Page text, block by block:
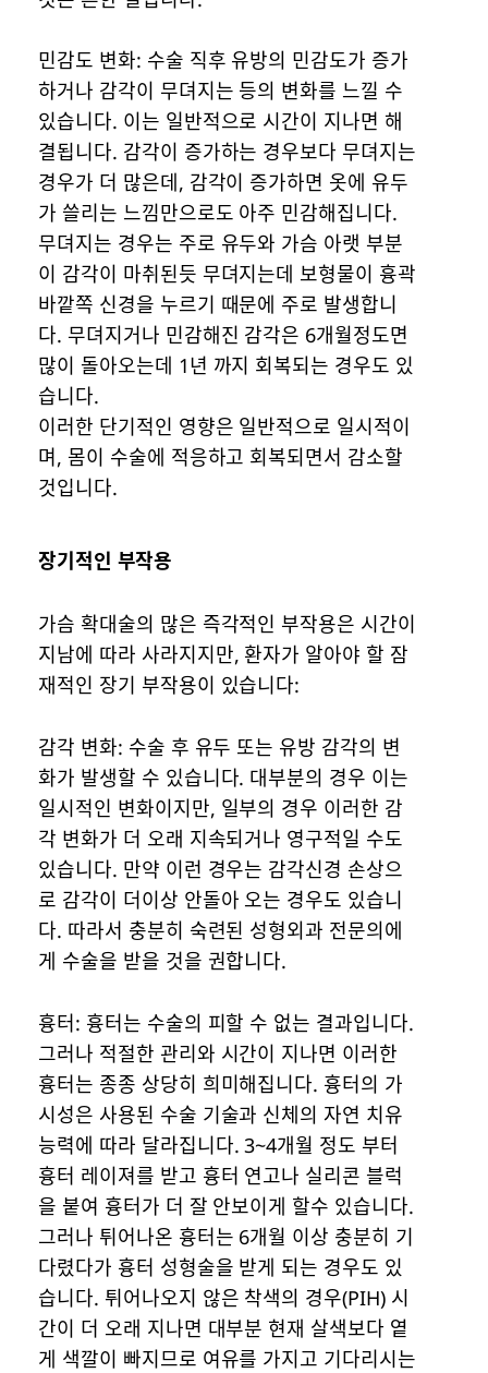
민감도 변화: 수술 직후 유방의 민감도가 증가
하거나 감각이 무뎌지는 등의 변화를 느낄 수
있습니다. 이는 일반적으로 시간이 지나면 해
결됩니다. 감각이 증가하는 경우보다 무뎌지는
경우가 더 많은데, 감각이 증가하면 옷에 유두
가 쓸리는 느낌만으로도 아주 민감해집니다.
무뎌지는 경우는 주로 유두와 가슴 아랫 부분
이 감각이 마취된듯 무뎌지는데 보형물이 흉곽
바깥쪽 신경을 누르기 때문에 주로 발생합니
다. 무뎌지거나 민감해진 감각은 6개월정도면
많이 돌아오는데 1년 까지 회복되는 경우도 있
습니다.
이러한 단기적인 영향은 일반적으로 일시적이
며, 몸이 수술에 적응하고 회복되면서 감소할
것입니다.
장기적인 부작용
가슴 확대술의 많은 즉각적인 부작용은 시간이
지남에 따라 사라지지만, 환자가 알아야 할 잠
재적인 장기 부작용이 있습니다:
감각 변화: 수술 후 유두 또는 유방 감각의 변
화가 발생할 수 있습니다. 대부분의 경우 이는
일시적인 변화이지만, 일부의 경우 이러한 감
각 변화가 더 오래 지속되거나 영구적일 수도
있습니다. 만약 이런 경우는 감각신경 손상으
로 감각이 더이상 안돌아 오는 경우도 있습니
다. 따라서 충분히 숙련된 성형외과 전문의에
게 수술을 받을 것을 권합니다.
흉터: 흉터는 수술의 피할 수 없는 결과입니다.
그러나 적절한 관리와 시간이 지나면 이러한
흉터는 종종 상당히 희미해집니다. 흉터의 가
시성은 사용된 수술 기술과 신체의 자연 치유
능력에 따라 달라집니다. 3~4개월 정도 부터
흉터 레이져를 받고 흉터 연고나 실리콘 블럭
을 붙여 흉터가 더 잘 안보이게 할수 있습니다.
그러나 튀어나온 흉터는 6개월 이상 충분히 기
다렸다가 흉터 성형술을 받게 되는 경우도 있
습니다. 튀어나오지 않은 착색의 경우(PIH) 시
간이 더 오래 지나면 대부분 현재 살색보다 옅
게 색깔이 빠지므로 여유를 가지고 기다리시는